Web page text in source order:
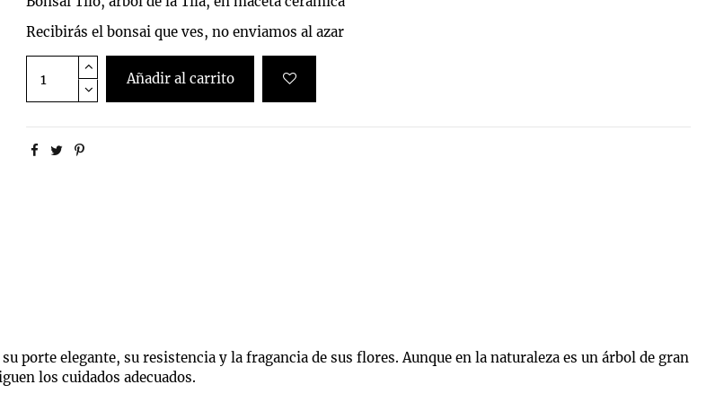
Recibirás el bonsai que ves, no enviamos al azar
Añadir al carrito
porte elegante, su resistencia y la fragancia de sus flores. Aunque en la naturaleza es un árbol de gran
los cuidados adecuados.